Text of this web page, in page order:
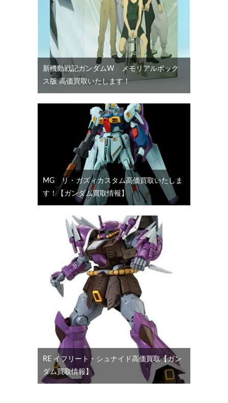
新機動戦記ガンダムW メモリアルボック
ス版 高価買取いたします！
MG リ・ガズィカスタム高価買取いたしま
す！【ガンダム買取情報】
RE イフリート・シュナイド高価買取【ガン
ダム買取情報】